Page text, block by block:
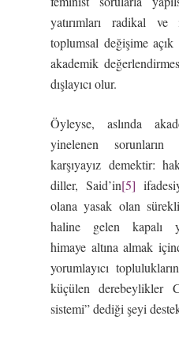
yatırımları radikal
toplumsal değişime açık
akademik
dışlayıcı olur.
Öyleyse, aslında
yinelenen sorunların
karşıyayız demektir:
diller, Said’in[5]
olana yasak olan
haline gelen kapalı
himaye altına almak
yorumlayıcı
küçülen derebeylikler
sistemi” dediği şeyi